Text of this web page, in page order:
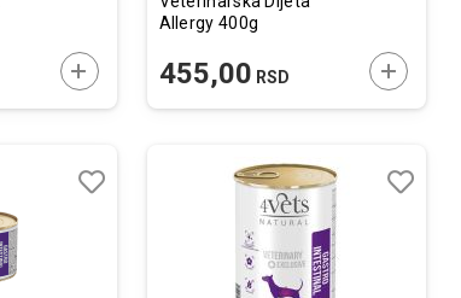
DODAJTE U KORPU
Allergy 400g
455,00 RSD
Lista
Lista